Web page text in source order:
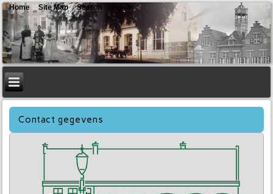
Contact gegevens
Home Site Map Search Sign In